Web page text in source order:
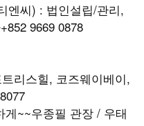
엔씨) : 법인설립/관리,
9669 0878
리스힐, 코즈웨이베이,
~~우종필 관장 / 우태